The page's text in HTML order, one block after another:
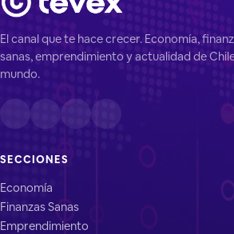
El canal que te hace crecer. Economía,
sanas, emprendimiento y actualidad de
mundo.
SECCIONES
Economía
Finanzas Sanas
Emprendimiento